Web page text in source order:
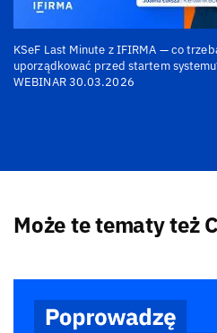
KSeF Last Minute z IFIRMA — co
uporządkować przed startem
WEBINAR 30.03.2026
Może te tematy też